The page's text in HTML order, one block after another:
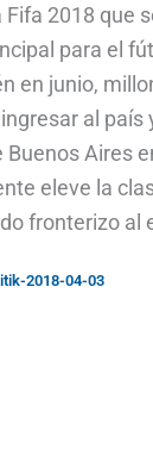
2018 que
para el
en junio,
al país
Aires
eleve la
fronterizo al
-2018-04-03